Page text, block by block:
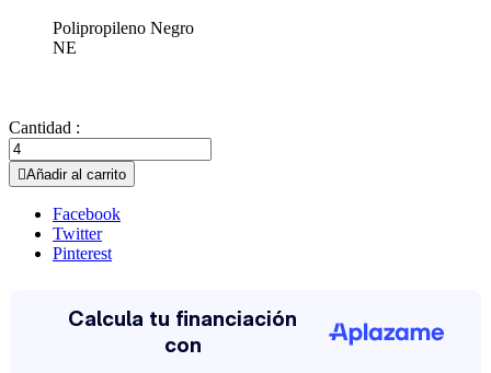
Polipropileno Negro
NE
Cantidad :
Añadir al carrito
Facebook
Twitter
Pinterest